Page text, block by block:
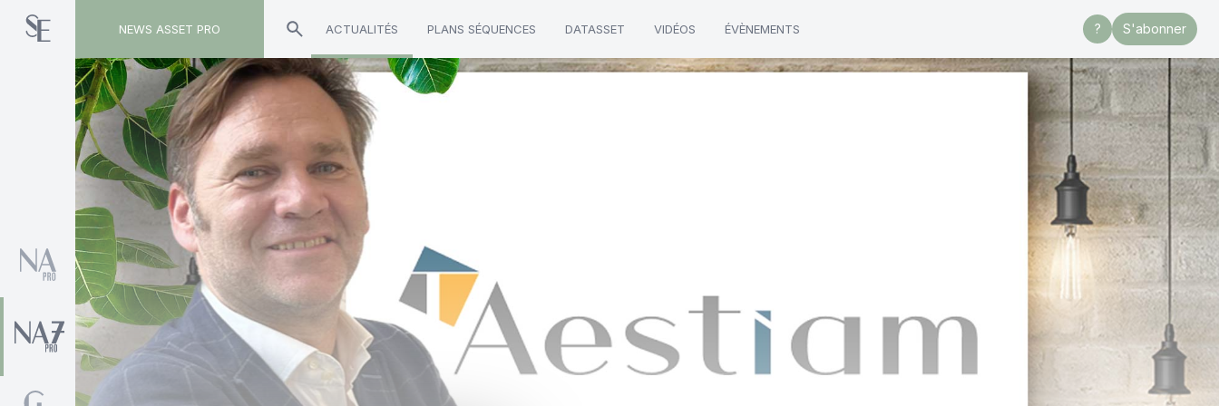
NEWS ASSET PRO ACTUALITÉS PLANS SÉQUENCES DATASSET VIDÉOS ÉVÈNEMENTS ? S'abonner
Toute l'actualité sur le tag "Aestiam"